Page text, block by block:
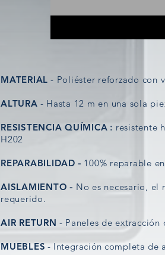
MATERIAL - Poliéster reforzado con
ALTURA - Hasta 12 m en una sola
RESISTENCIA QUÍMICA : resistente
H202
REPARABILIDAD - 100% reparable
AISLAMIENTO - No es necesario, el
requerido.
AIR RETURN - Paneles de
MUEBLES - Integración completa de